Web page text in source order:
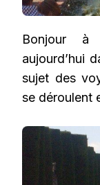
Bonjour à
aujourd’hui
sujet des
se déroulent